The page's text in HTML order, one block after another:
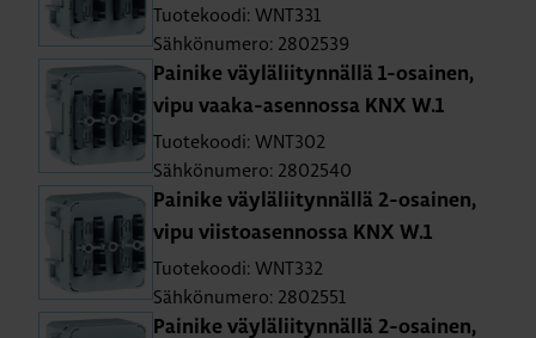
Tuotekoodi: WNT331
Sähkönumero: 2802539
Pai­ni­ke väy­lä­lii­tyn­näl­lä 1-osai­nen,
vipu vaa­ka-asen­nos­sa KNX W.1
Tuotekoodi: WNT302
Sähkönumero: 2802540
Pai­ni­ke väy­lä­lii­tyn­näl­lä 2-osai­nen,
vipu viis­toa­sen­nos­sa KNX W.1
Tuotekoodi: WNT332
Sähkönumero: 2802551
Pai­ni­ke väy­lä­lii­tyn­näl­lä 2-osai­nen,